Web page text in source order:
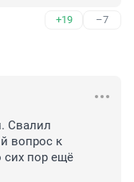
+19 –7
Свалил
вопрос к
сих пор ещё